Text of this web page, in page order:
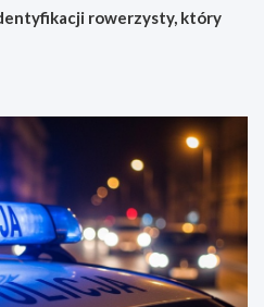
rowerzysty, który